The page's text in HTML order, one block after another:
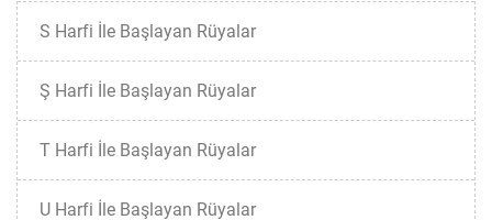
S Harfi İle Başlayan Rüyalar
Ş Harfi İle Başlayan Rüyalar
T Harfi İle Başlayan Rüyalar
U Harfi İle Başlayan Rüyalar